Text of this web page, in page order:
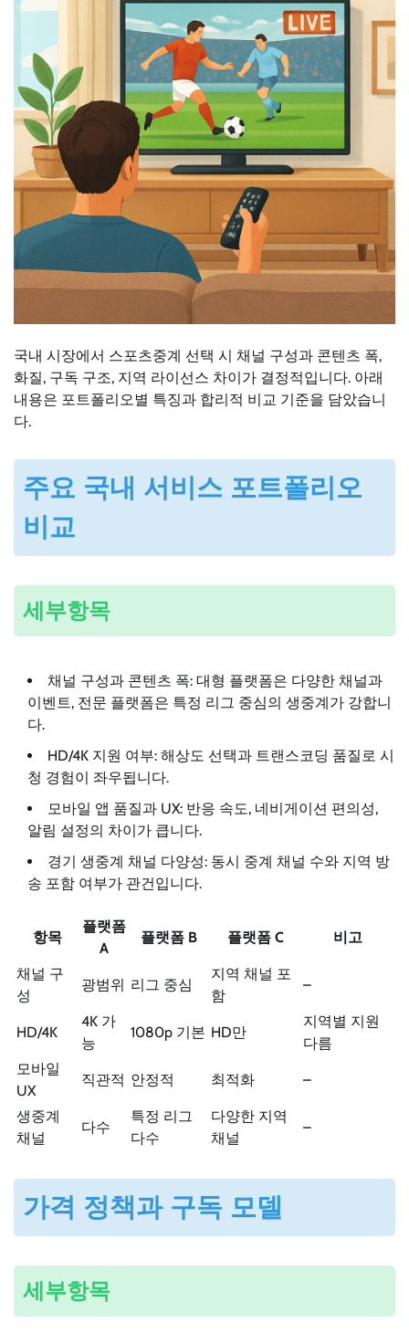
국내 시장에서 스포츠중계 선택 시 채널 구성과 콘텐츠 폭,
화질, 구독 구조, 지역 라이선스 차이가 결정적입니다. 아래
내용은 포트폴리오별 특징과 합리적 비교 기준을 담았습니
다.
주요 국내 서비스 포트폴리오
비교
세부항목
채널 구성과 콘텐츠 폭: 대형 플랫폼은 다양한 채널과
이벤트, 전문 플랫폼은 특정 리그 중심의 생중계가 강합니
다.
HD/4K 지원 여부: 해상도 선택과 트랜스코딩 품질로 시
청 경험이 좌우됩니다.
모바일 앱 품질과 UX: 반응 속도, 네비게이션 편의성,
알림 설정의 차이가 큽니다.
경기 생중계 채널 다양성: 동시 중계 채널 수와 지역 방
송 포함 여부가 관건입니다.
항목
플랫폼
A
플랫폼 B 플랫폼 C 비고
채널 구
성
광범위 리그 중심
지역 채널 포
함
–
HD/4K
4K 가
능
1080p 기본 HD만
지역별 지원
다름
모바일
UX
직관적 안정적 최적화 –
생중계
채널
다수
특정 리그
다수
다양한 지역
채널
–
가격 정책과 구독 모델
세부항목